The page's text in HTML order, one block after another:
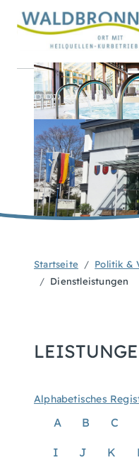
Startseite Politik &
Dienstleistungen
Alphabetisches
A B C
I J K